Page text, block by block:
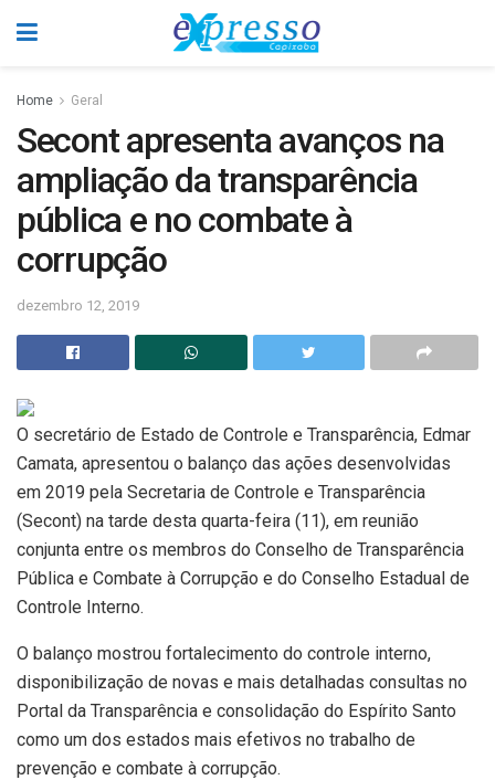
Home Geral
Secont apresenta avanços na
ampliação da transparência
pública e no combate à
corrupção
dezembro 12, 2019
O secretário de Estado de Controle e Transparência, Edmar
Camata, apresentou o balanço das ações desenvolvidas
em 2019 pela Secretaria de Controle e Transparência
(Secont) na tarde desta quarta-feira (11), em reunião
conjunta entre os membros do Conselho de Transparência
Pública e Combate à Corrupção e do Conselho Estadual de
Controle Interno.
O balanço mostrou fortalecimento do controle interno,
disponibilização de novas e mais detalhadas consultas no
Portal da Transparência e consolidação do Espírito Santo
como um dos estados mais efetivos no trabalho de
prevenção e combate à corrupção.